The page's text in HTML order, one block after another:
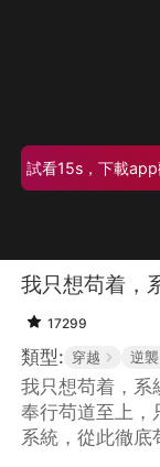
試看15s，下載
我只想苟着，
17299
類型: 穿越 逆襲
我只想苟着，系
奉行苟道至上，
系統，從此徹